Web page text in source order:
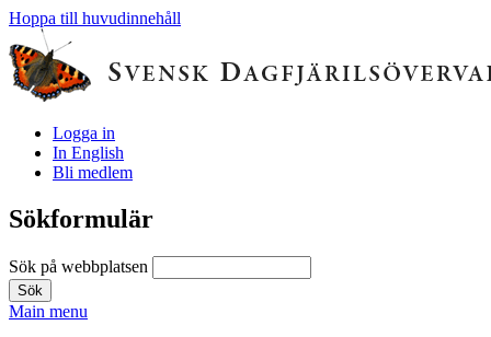
Hoppa till huvudinnehåll
Logga in
In English
Bli medlem
Sökformulär
Sök på webbplatsen
Main menu